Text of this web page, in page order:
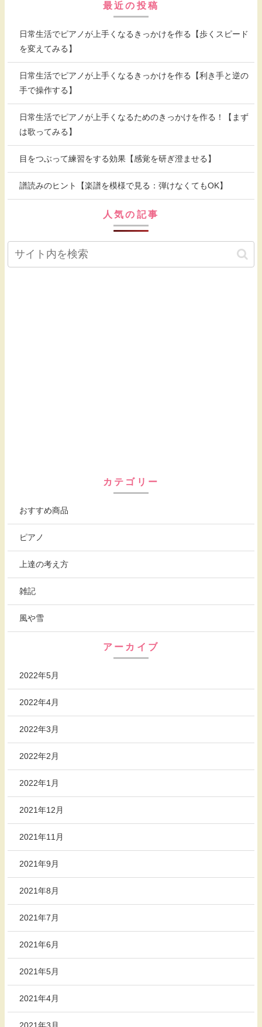
最近の投稿
日常生活でピアノが上手くなるきっかけを作る【歩くスピード
を変えてみる】
日常生活でピアノが上手くなるきっかけを作る【利き手と逆の
手で操作する】
日常生活でピアノが上手くなるためのきっかけを作る！【まず
は歌ってみる】
目をつぶって練習をする効果【感覚を研ぎ澄ませる】
譜読みのヒント【楽譜を模様で見る：弾けなくてもOK】
人気の記事
カテゴリー
おすすめ商品
ピアノ
上達の考え方
雑記
風や雪
アーカイブ
2022年5月
2022年4月
2022年3月
2022年2月
2022年1月
2021年12月
2021年11月
2021年9月
2021年8月
2021年7月
2021年6月
2021年5月
2021年4月